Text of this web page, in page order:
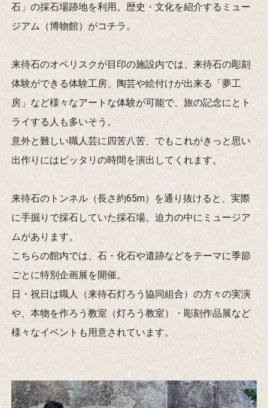
石」の採石場跡地を利用。歴史・文化を紹介するミュー
ジアム（博物館）がコチラ。
来待石のオベリスクが目印の施設内では、来待石の彫刻
体験ができる体験工房、陶芸や絵付けが出来る「夢工
房」など様々なアートな体験が可能で、旅の記念にとト
ライする人も多いそう。
意外と難しい職人芸に四苦八苦、でもこれがきっと思い
出作りにはピッタリの時間を演出してくれます。
来待石のトンネル（長さ約65m）を通り抜けると、実際
に手掘りで採石していた採石場。迫力の中にミュージア
ムがあります。
こちらの館内では、石・化石や遺跡などをテーマに季節
ごとに特別企画展を開催。
日・祝日は職人（来待石灯ろう協同組合）の方々の実演
や、本物を作ろう教室（灯ろう教室）・彫刻作品展など
様々なイベントも用意されています。